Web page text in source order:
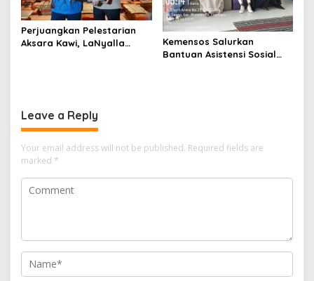
Perjuangkan Pelestarian
Aksara Kawi, LaNyalla
Kemensos Salurkan
Bantuan Asistensi Sosial
Leave a Reply
Your email address will not be published. Required fields are
marked *